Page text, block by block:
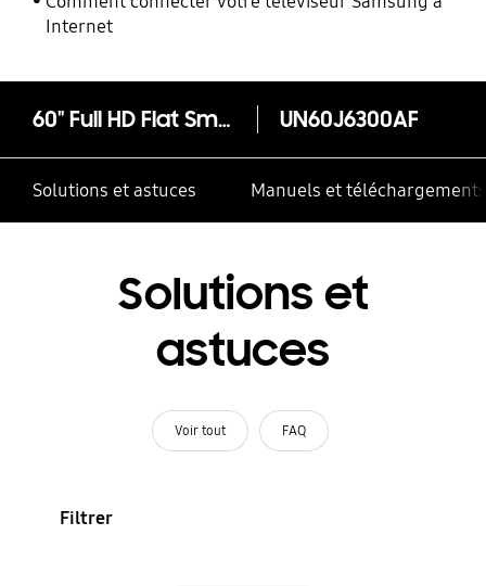
Internet
60" Full HD Flat Smart TV J6300 Series 6 UN60J6300AF
Solutions et astuces Manuels et téléchargements
Solutions et
astuces
Voir tout FAQ
Filtrer